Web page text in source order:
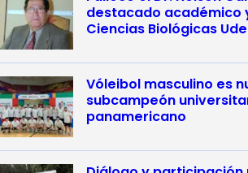
destacado académico
Ciencias Biológicas
Vóleibol masculino es
subcampeón
panamericano